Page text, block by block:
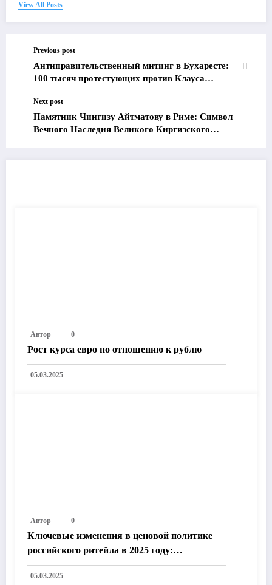
View All Posts
Previous post
Антиправительственный митинг в Бухаресте:
100 тысяч протестующих против Клауса
Next post
Памятник Чингизу Айтматову в Риме: Символ
Вечного Наследия Великого Киргизского
Автор 0
Рост курса евро по отношению к рублю
05.03.2025
Автор 0
Ключевые изменения в ценовой политике
российского ритейла в 2025 году:
Технологии, законодательство и рыночные
тренды
05.03.2025